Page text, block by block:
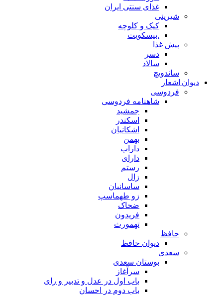
غذای سنتی ایران
شیرینی
کیک و کلوچه
.بیسکویت
پیش غذا
دسر
سالاد
ساندویچ
دیوان اشعار
فردوسی
شاهنامه فردوسی
جمشید
اسکندر
اشکانیان
بهمن
داراب
دارای
رستم
زال
ساسانیان
زو طهماسپ‏
ضحاک
فریدون
تهمورث
حافظ
دیوان حافظ
سعدی
بوستان سعدی
سرآغاز
باب اول در عدل و تدبیر و رای
باب دوم در احسان